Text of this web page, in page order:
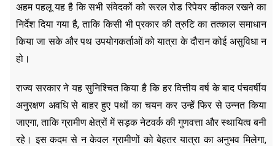
अहम पहलू यह है कि सभी संवेदकों को रूरल रोड रिपेयर व्हीकल रखने का
निर्देश दिया गया है, ताकि किसी भी प्रकार की त्रुटि का तत्काल समाधान
किया जा सके और पथ उपयोगकर्ताओं को यात्रा के दौरान कोई असुविधा न
हो।
राज्य सरकार ने यह सुनिश्चित किया है कि हर वित्तीय वर्ष के बाद पंचवर्षीय
अनुरक्षण अवधि से बाहर हुए पथों का चयन कर उन्हें फिर से उन्नत किया
जाएगा, ताकि ग्रामीण क्षेत्रों में सड़क नेटवर्क की गुणवत्ता और स्थायित्व बनी
रहे। इस कदम से न केवल ग्रामीणों को बेहतर यात्रा का अनुभव मिलेगा,